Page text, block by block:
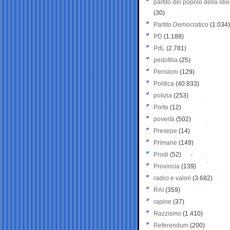
partito del popolo della
(30)
Partito Democratico (1.034)
PD (1.188)
PdL (2.781)
pedofilia (25)
Pensioni (129)
Politica (40.833)
polizia (253)
Porto (12)
povertà (502)
Presepe (14)
Primarie (149)
Prodi (52)
Provincia (139)
radici e valori (3.682)
RAI (359)
rapine (37)
Razzismo (1.410)
Referendum (200)